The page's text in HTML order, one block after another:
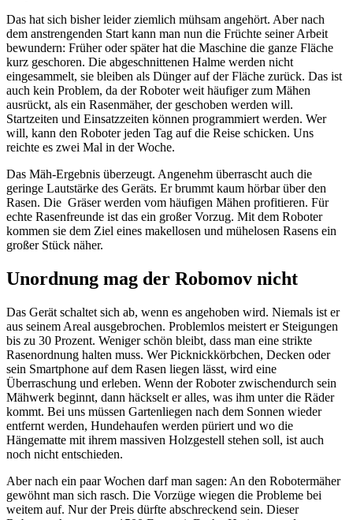
Das hat sich bisher leider ziemlich mühsam angehört. Aber nach
dem anstrengenden Start kann man nun die Früchte seiner Arbeit
bewundern: Früher oder später hat die Maschine die ganze Fläche
kurz geschoren. Die abgeschnittenen Halme werden nicht
eingesammelt, sie bleiben als Dünger auf der Fläche zurück. Das ist
auch kein Problem, da der Roboter weit häufiger zum Mähen
ausrückt, als ein Rasenmäher, der geschoben werden will.
Startzeiten und Einsatzzeiten können programmiert werden. Wer
will, kann den Roboter jeden Tag auf die Reise schicken. Uns
reichte es zwei Mal in der Woche.
Das Mäh-Ergebnis überzeugt. Angenehm überrascht auch die
geringe Lautstärke des Geräts. Er brummt kaum hörbar über den
Rasen. Die Gräser werden vom häufigen Mähen profitieren. Für
echte Rasenfreunde ist das ein großer Vorzug. Mit dem Roboter
kommen sie dem Ziel eines makellosen und mühelosen Rasens ein
großer Stück näher.
Unordnung mag der Robomov nicht
Das Gerät schaltet sich ab, wenn es angehoben wird. Niemals ist er
aus seinem Areal ausgebrochen. Problemlos meistert er Steigungen
bis zu 30 Prozent. Weniger schön bleibt, dass man eine strikte
Rasenordnung halten muss. Wer Picknickkörbchen, Decken oder
sein Smartphone auf dem Rasen liegen lässt, wird eine
Überraschung und erleben. Wenn der Roboter zwischendurch sein
Mähwerk beginnt, dann häckselt er alles, was ihm unter die Räder
kommt. Bei uns müssen Gartenliegen nach dem Sonnen wieder
entfernt werden, Hundehaufen werden püriert und wo die
Hängematte mit ihrem massiven Holzgestell stehen soll, ist auch
noch nicht entschieden.
Aber nach ein paar Wochen darf man sagen: An den Robotermäher
gewöhnt man sich rasch. Die Vorzüge wiegen die Probleme bei
weitem auf. Nur der Preis dürfte abschreckend sein. Dieser